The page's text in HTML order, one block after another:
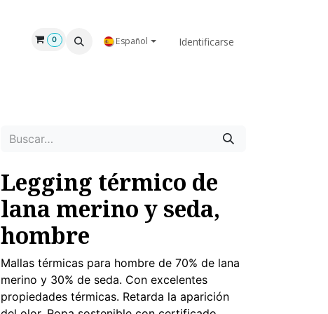
NOSOTROS
0 Español Identificarse
Legging térmico de
lana merino y seda,
hombre
Mallas térmicas para hombre de 70% de lana
merino y 30% de seda. Con excelentes
propiedades térmicas. Retarda la aparición